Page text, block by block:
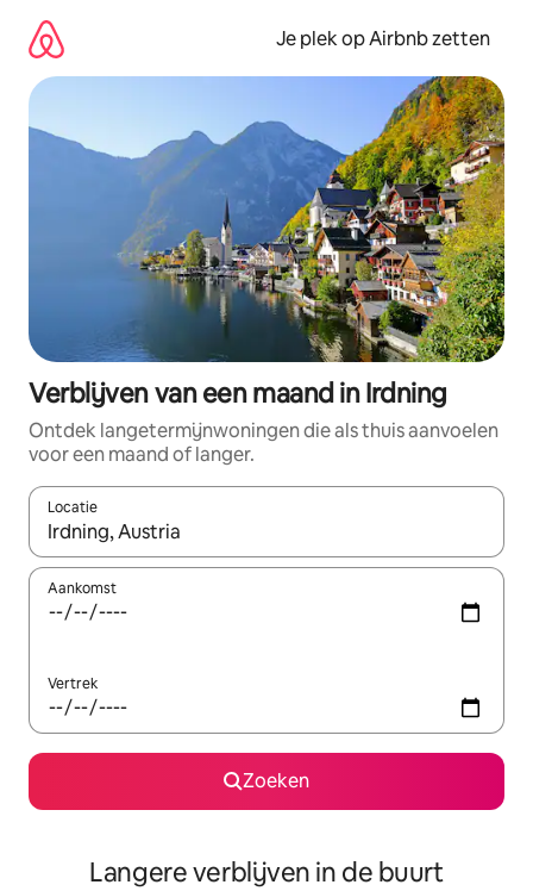
direct
naar
inhoud
Je plek op Airbnb zetten
Verblijven van een maand in Irdning
Ontdek langetermijnwoningen die als thuis aanvoelen
voor een maand of langer.
Locatie
Wanneer er resultaten beschikbaar zijn, maak je een keuze
Aankomst
Vertrek
Zoeken
Langere verblijven in de buurt